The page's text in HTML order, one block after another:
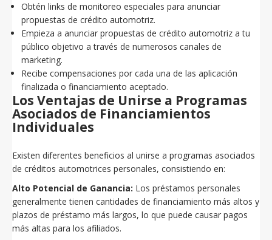
Obtén links de monitoreo especiales para anunciar
propuestas de crédito automotriz.
Empieza a anunciar propuestas de crédito automotriz a tu
público objetivo a través de numerosos canales de
marketing.
Recibe compensaciones por cada una de las aplicación
finalizada o financiamiento aceptado.
Los Ventajas de Unirse a Programas
Asociados de Financiamientos
Individuales
Existen diferentes beneficios al unirse a programas asociados
de créditos automotrices personales, consistiendo en:
Alto Potencial de Ganancia: Los préstamos personales
generalmente tienen cantidades de financiamiento más altos y
plazos de préstamo más largos, lo que puede causar pagos
más altas para los afiliados.